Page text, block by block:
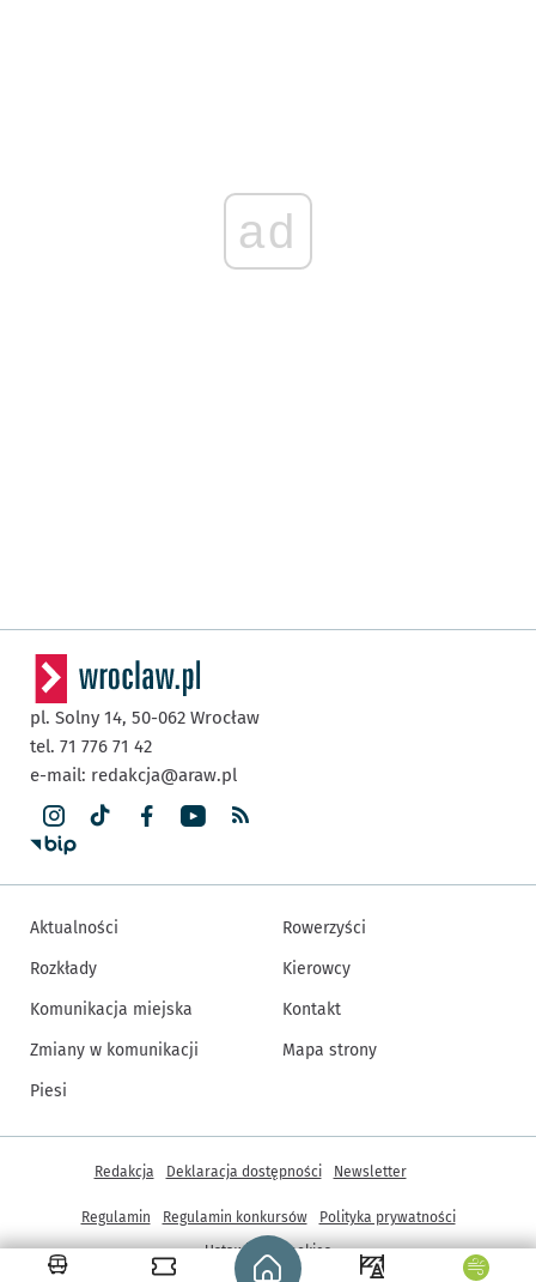
ad
Strona główna - wroclaw.pl
pl. Solny 14, 50-062 Wrocław
tel. 71 776 71 42
e-mail: redakcja@araw.pl
Aktualności
Rozkłady
Komunikacja miejska
Zmiany w komunikacji
Piesi
Rowerzyści
Kierowcy
Kontakt
Mapa strony
Inne informacje
Redakcja Deklaracja dostępności Newsletter
Regulamin Regulamin konkursów
Polityka prywatności
Ustawienia cookies